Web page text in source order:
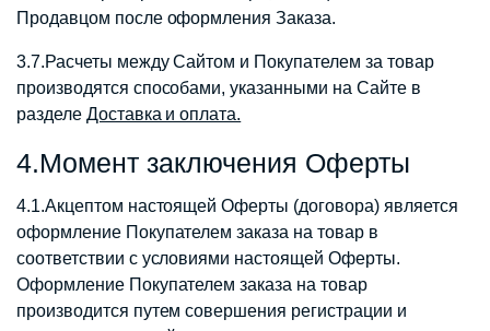
Продавцом после оформления Заказа.
3.7.Расчеты между Сайтом и Покупателем за товар
производятся способами, указанными на Сайте в
разделе Доставка и оплата.
4.Момент заключения Оферты
4.1.Акцептом настоящей Оферты (договора) является
оформление Покупателем заказа на товар в
соответствии с условиями настоящей Оферты.
Оформление Покупателем заказа на товар
производится путем совершения регистрации и